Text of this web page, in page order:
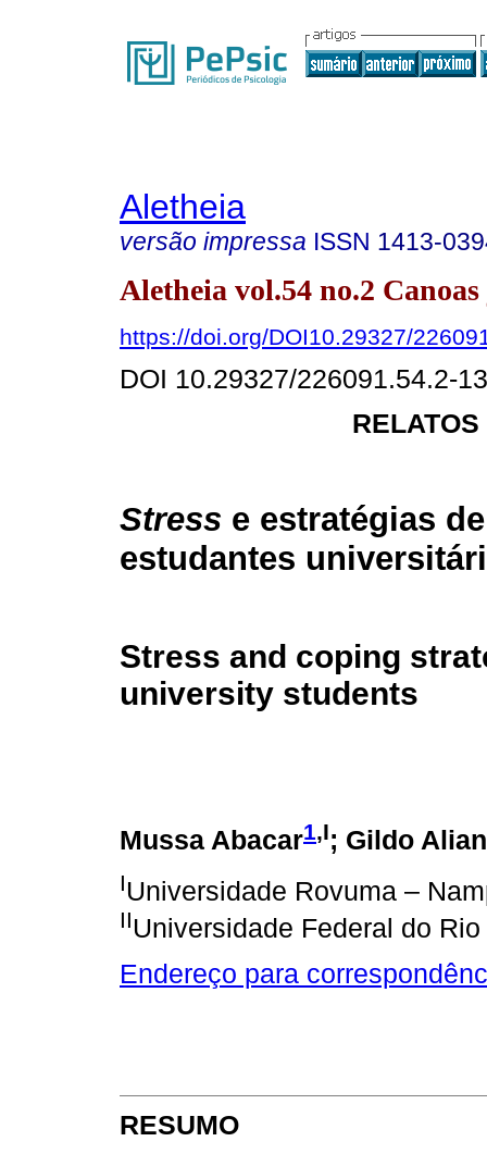
Aletheia
versão impressa ISSN 1413-
Aletheia vol.54 no.2
https://doi.org/DOI10.29327/
DOI 10.29327/226091.54.2-13
Stress e estratégias
estudantes
Stress and coping
university students
Mussa Abacar1,I; Gildo
IUniversidade Rovuma –
IIUniversidade Federal do
Endereço para
RESUMO